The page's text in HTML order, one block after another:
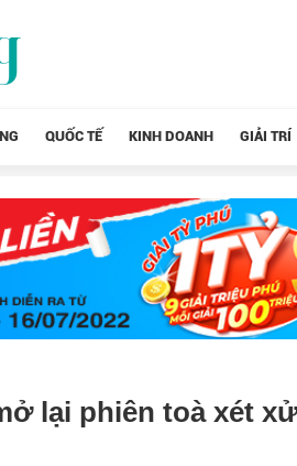
QUỐC TẾ KINH DOANH GIẢI TRÍ
lại phiên toà xét